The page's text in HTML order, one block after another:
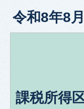
令和8年8
課税所得